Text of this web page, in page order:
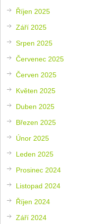
Říjen 2025
Září 2025
Srpen 2025
Červenec 2025
Červen 2025
Květen 2025
Duben 2025
Březen 2025
Únor 2025
Leden 2025
Prosinec 2024
Listopad 2024
Říjen 2024
Září 2024